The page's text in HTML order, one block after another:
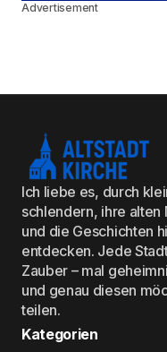
Advertisement
Ich liebe es, durch
schlendern, ihre alten
und die Geschichten
entdecken. Jede
Zauber – mal
und genau diesen
teilen.
Kategorien